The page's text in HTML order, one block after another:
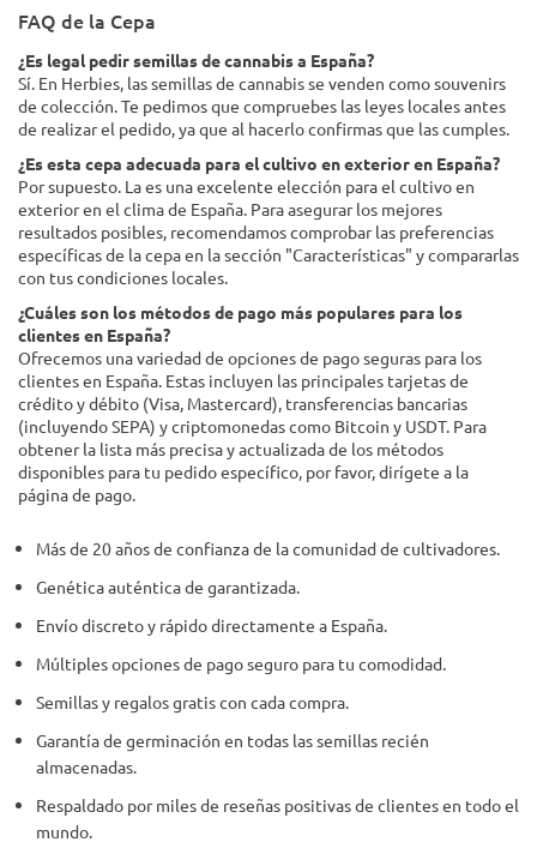
FAQ de la Cepa
¿Es legal pedir semillas de cannabis a España?
Sí. En Herbies, las semillas de cannabis se venden como souvenirs
de colección. Te pedimos que compruebes las leyes locales antes
de realizar el pedido, ya que al hacerlo confirmas que las cumples.
¿Es esta cepa adecuada para el cultivo en exterior en España?
Por supuesto. La es una excelente elección para el cultivo en
exterior en el clima de España. Para asegurar los mejores
resultados posibles, recomendamos comprobar las preferencias
específicas de la cepa en la sección "Características" y compararlas
con tus condiciones locales.
¿Cuáles son los métodos de pago más populares para los
clientes en España?
Ofrecemos una variedad de opciones de pago seguras para los
clientes en España. Estas incluyen las principales tarjetas de
crédito y débito (Visa, Mastercard), transferencias bancarias
(incluyendo SEPA) y criptomonedas como Bitcoin y USDT. Para
obtener la lista más precisa y actualizada de los métodos
disponibles para tu pedido específico, por favor, dirígete a la
página de pago.
Más de 20 años de confianza de la comunidad de cultivadores.
Genética auténtica de garantizada.
Envío discreto y rápido directamente a España.
Múltiples opciones de pago seguro para tu comodidad.
Semillas y regalos gratis con cada compra.
Garantía de germinación en todas las semillas recién
almacenadas.
Respaldado por miles de reseñas positivas de clientes en todo el
mundo.